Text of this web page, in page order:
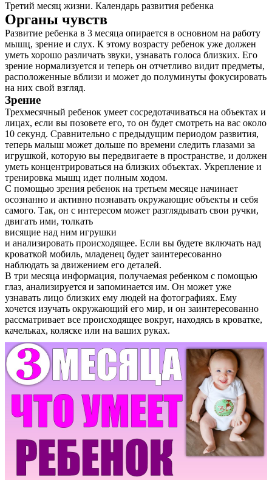
О нас
Услуги
Акции
Отзывы
Статьи
Контакты
Третий месяц жизни. Календарь развития ребенка
Органы чувств
Развитие ребенка в 3 месяца опирается в основном на работу
мышц, зрение и слух. К этому возрасту ребенок уже должен
уметь хорошо различать звуки, узнавать голоса близких. Его
зрение нормализуется и теперь он отчетливо видит предметы,
расположенные вблизи и может до полуминуты фокусировать
на них свой взгляд.
Зрение
Трехмесячный ребенок умеет сосредотачиваться на объектах и
лицах, если вы позовете его, то он будет смотреть на вас около
10 секунд. Сравнительно с предыдущим периодом развития,
теперь малыш может дольше по времени следить глазами за
игрушкой, которую вы передвигаете в пространстве, и должен
уметь концентрироваться на близких объектах. Укрепление и
тренировка мышц идет полным ходом.
С помощью зрения ребенок на третьем месяце начинает
осознанно и активно познавать окружающие объекты и себя
самого. Так, он с интересом может разглядывать свои ручки,
двигать ими, толкать
висящие над ним игрушки
и анализировать происходящее. Если вы будете включать над
кроваткой мобиль, младенец будет заинтересованно
наблюдать за движением его деталей.
В три месяца информация, получаемая ребенком с помощью
глаз, анализируется и запоминается им. Он может уже
узнавать лицо близких ему людей на фотографиях. Ему
хочется изучать окружающий его мир, и он заинтересованно
рассматривает все происходящее вокруг, находясь в кроватке,
качельках, коляске или на ваших руках.